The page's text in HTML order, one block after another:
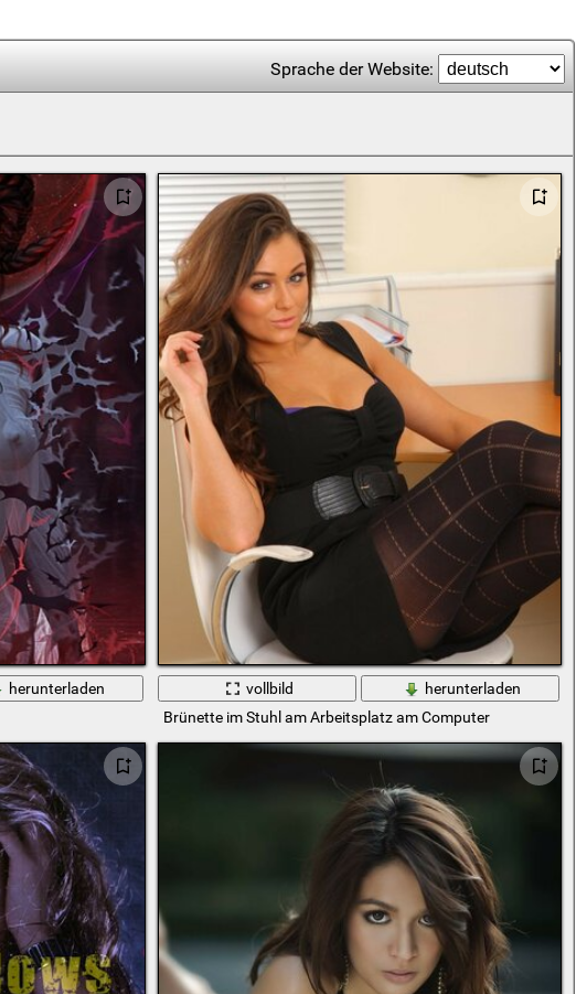
Sprache der Website:
herunterladen
vollbild
herunterladen
Brünette im Stuhl am Arbeitsplatz am Computer